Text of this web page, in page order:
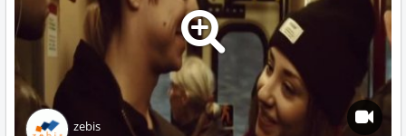
zebis